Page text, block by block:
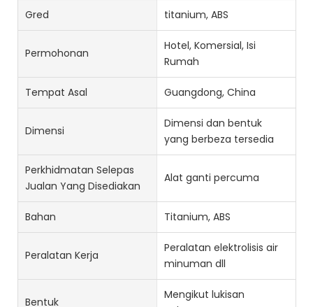
Gred titanium, ABS
Permohonan
Hotel, Komersial, Isi
Rumah
Tempat Asal Guangdong, China
Dimensi
Dimensi dan bentuk
yang berbeza tersedia
Perkhidmatan Selepas
Jualan Yang Disediakan
Alat ganti percuma
Bahan Titanium, ABS
Peralatan Kerja
Peralatan elektrolisis air
minuman dll
Bentuk
Mengikut lukisan